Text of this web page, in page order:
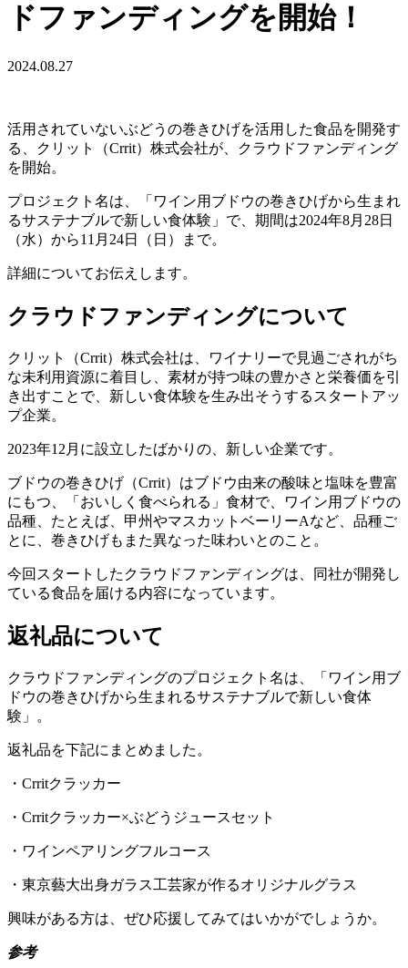
ドファンディングを開始！
2024.08.27
活用されていないぶどうの巻きひげを活用した食品を開発す
る、クリット（Crrit）株式会社が、クラウドファンディング
を開始。
プロジェクト名は、「ワイン用ブドウの巻きひげから生まれ
るサステナブルで新しい食体験」で、期間は2024年8月28日
（水）から11月24日（日）まで。
詳細についてお伝えします。
クラウドファンディングについて
クリット（Crrit）株式会社は、ワイナリーで見過ごされがち
な未利用資源に着目し、素材が持つ味の豊かさと栄養価を引
き出すことで、新しい食体験を生み出そうするスタートアッ
プ企業。
2023年12月に設立したばかりの、新しい企業です。
ブドウの巻きひげ（Crrit）はブドウ由来の酸味と塩味を豊富
にもつ、「おいしく食べられる」食材で、ワイン用ブドウの
品種、たとえば、甲州やマスカットベーリーAなど、品種ご
とに、巻きひげもまた異なった味わいとのこと。
今回スタートしたクラウドファンディングは、同社が開発し
ている食品を届ける内容になっています。
返礼品について
クラウドファンディングのプロジェクト名は、「ワイン用ブ
ドウの巻きひげから生まれるサステナブルで新しい食体
験」。
返礼品を下記にまとめました。
・Crritクラッカー
・Crritクラッカー×ぶどうジュースセット
・ワインペアリングフルコース
・東京藝大出身ガラス工芸家が作るオリジナルグラス
興味がある方は、ぜひ応援してみてはいかがでしょうか。
参考